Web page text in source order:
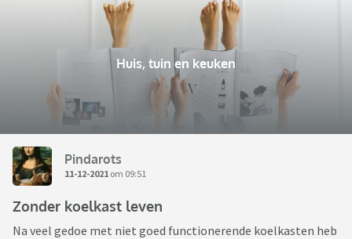
Huis, tuin en keuken
Pindarots
11-12-2021 om 09:51
Zonder koelkast leven
Na veel gedoe met niet goed functionerende koelkasten heb